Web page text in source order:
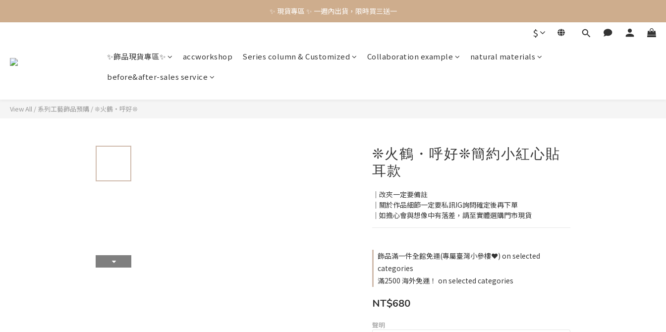
✨ 現貨專區 ✨ 一週內出貨，限時買三送一
✨ 現貨專區 ✨ 一週內出貨，限時買三送一
✨ 現貨專區 ✨ 一週內出貨，限時買三送一
$
✨飾品現貨專區✨ accworkshop Series column & Customized Collaboration example
natural materials
before&after-sales service
View All / 系列工藝飾品預購 /❊火鶴・呼好❊
❊火鶴・呼好❊簡約小紅心貼
耳款
｜改夾一定要備註
｜關於作品細節一定要私訊IG詢問確定後再下單
｜如擔心會與想像中有落差，請至實體選購門市現貨
飾品滿一件全館免運(專屬臺灣小參樓❤️) on selected
categories
滿2500 海外免運！ on selected categories
NT$680
聲明